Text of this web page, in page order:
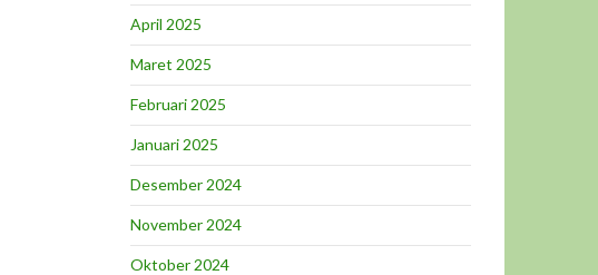
April 2025
Maret 2025
Februari 2025
Januari 2025
Desember 2024
November 2024
Oktober 2024